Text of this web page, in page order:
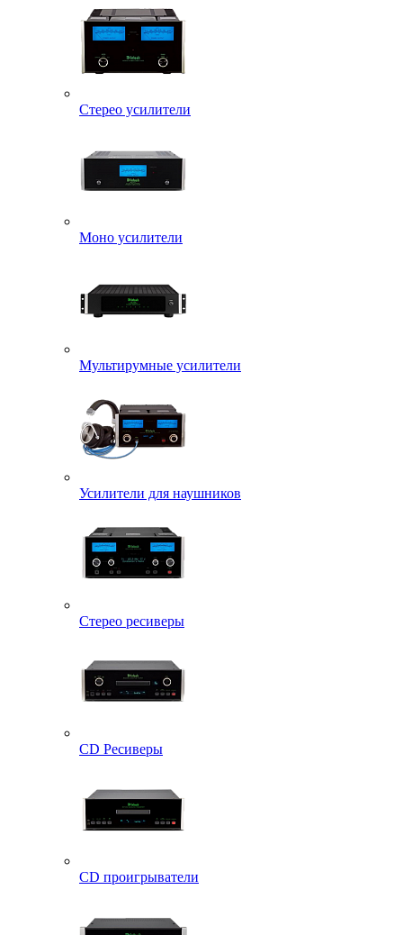
Стерео усилители
Моно усилители
Мультирумные усилители
Усилители для наушников
Стерео ресиверы
CD Ресиверы
CD проигрыватели